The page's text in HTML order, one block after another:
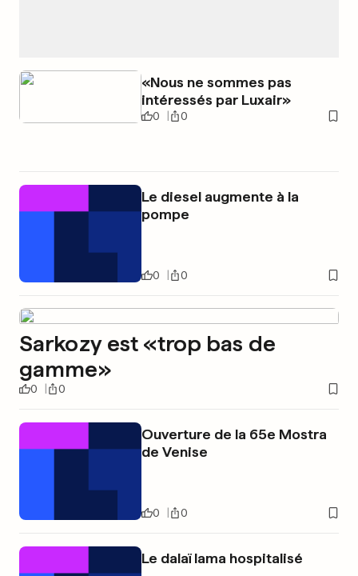
«Nous ne sommes pas
intéressés par Luxair»
0 0
Le diesel augmente à la
pompe
0 0
Sarkozy est «trop bas de
gamme»
0 0
Ouverture de la 65e Mostra
de Venise
0 0
Le dalaï lama hospitalisé